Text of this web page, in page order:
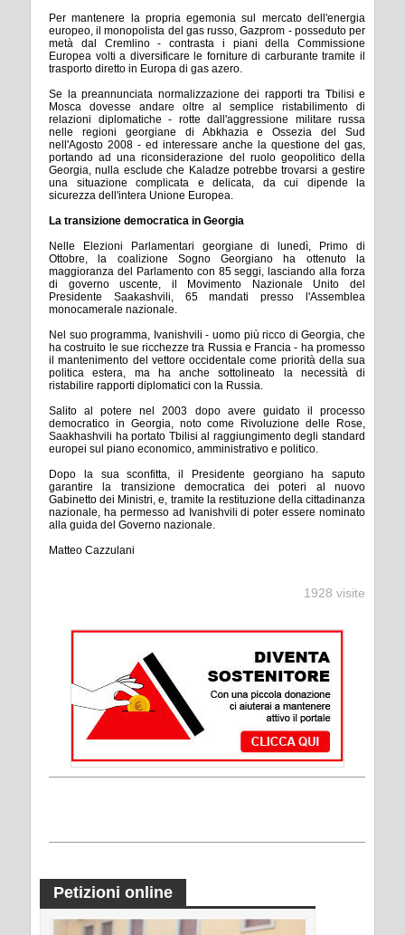
Per mantenere la propria egemonia sul mercato dell'energia
europeo, il monopolista del gas russo, Gazprom - posseduto per
metà dal Cremlino - contrasta i piani della Commissione
Europea volti a diversificare le forniture di carburante tramite il
trasporto diretto in Europa di gas azero.
Se la preannunciata normalizzazione dei rapporti tra Tbilisi e
Mosca dovesse andare oltre al semplice ristabilimento di
relazioni diplomatiche - rotte dall'aggressione militare russa
nelle regioni georgiane di Abkhazia e Ossezia del Sud
nell'Agosto 2008 - ed interessare anche la questione del gas,
portando ad una riconsiderazione del ruolo geopolitico della
Georgia, nulla esclude che Kaladze potrebbe trovarsi a gestire
una situazione complicata e delicata, da cui dipende la
sicurezza dell'intera Unione Europea.
La transizione democratica in Georgia
Nelle Elezioni Parlamentari georgiane di lunedì, Primo di
Ottobre, la coalizione Sogno Georgiano ha ottenuto la
maggioranza del Parlamento con 85 seggi, lasciando alla forza
di governo uscente, il Movimento Nazionale Unito del
Presidente Saakashvili, 65 mandati presso l'Assemblea
monocamerale nazionale.
Nel suo programma, Ivanishvili - uomo più ricco di Georgia, che
ha costruito le sue ricchezze tra Russia e Francia - ha promesso
il mantenimento del vettore occidentale come priorità della sua
politica estera, ma ha anche sottolineato la necessità di
ristabilire rapporti diplomatici con la Russia.
Salito al potere nel 2003 dopo avere guidato il processo
democratico in Georgia, noto come Rivoluzione delle Rose,
Saakhashvili ha portato Tbilisi al raggiungimento degli standard
europei sul piano economico, amministrativo e politico.
Dopo la sua sconfitta, il Presidente georgiano ha saputo
garantire la transizione democratica dei poteri al nuovo
Gabinetto dei Ministri, e, tramite la restituzione della cittadinanza
nazionale, ha permesso ad Ivanishvili di poter essere nominato
alla guida del Governo nazionale.
Matteo Cazzulani
1928 visite
Petizioni online